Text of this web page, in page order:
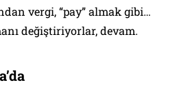
vergi, “pay” almak gibi…
değiştiriyorlar,devam.